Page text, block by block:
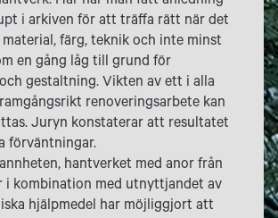
i arkiven för att träffa rätt när det
färg, teknik och inte minst
en gång låg till grund för
gestaltning. Vikten av ett i alla
renoveringsarbete kan
Juryn konstaterar att resultatet
förväntningar.
hantverket med anor från
i kombination med utnyttjandet av
hjälpmedel har möjliggjort att